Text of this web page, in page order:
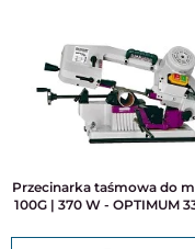
Przecinarka taśmowa do metalu S
100G | 370 W - OPTIMUM